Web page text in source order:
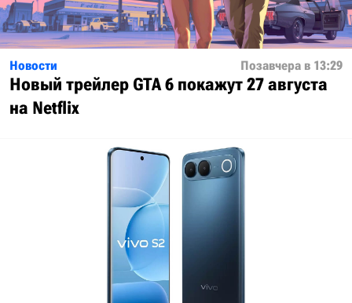
Новости Позавчера в 13:29
Новый трейлер GTA 6 покажут 27 августа
на Netflix